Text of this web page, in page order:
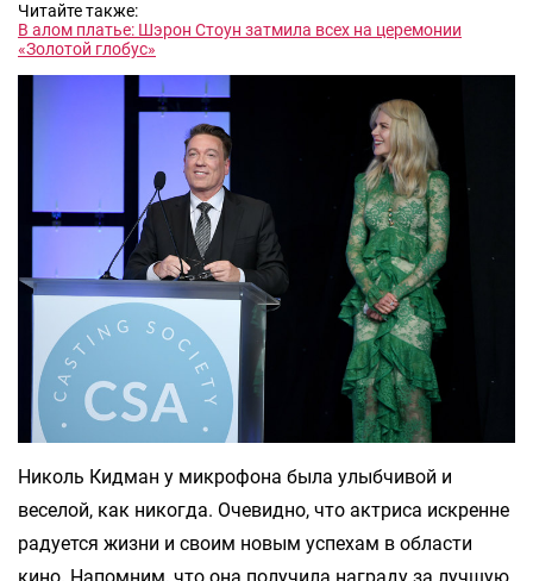
Читайте также:
В алом платье: Шэрон Стоун затмила всех на церемонии
«Золотой глобус»
Николь Кидман у микрофона была улыбчивой и
веселой, как никогда. Очевидно, что актриса искренне
радуется жизни и своим новым успехам в области